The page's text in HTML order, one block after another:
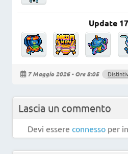
Update
7 Maggio 2026 - Ore 8:05
Lascia un commento
Devi essere connesso per